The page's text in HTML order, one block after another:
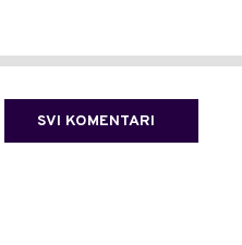
SVI KOMENTARI